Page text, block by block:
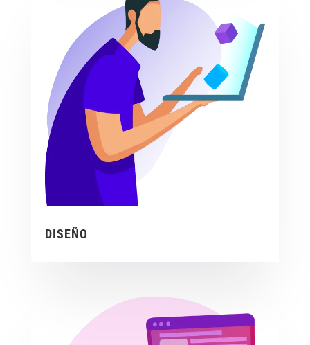
DISEÑO